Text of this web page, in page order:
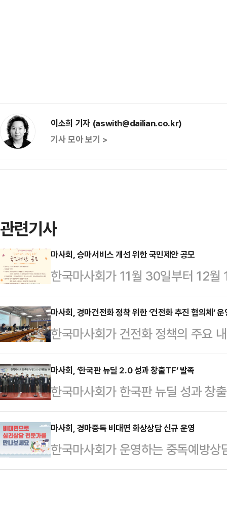
이소희 기자 (aswith@dailian.co.kr)
기사 모아 보기 >
관련기사
마사회, 승마서비스 개선 위한 국민제안 공모
한국마사회가 11월 30일부터 12월
제안 공모’를 시행한다.이번 아이
서비스와 말산업 정책개선 방안을
▲학생승마체험 ▲기승능력인증
체험) 중 선택해 해당사업과 승마서
있다.참여대상은 올 한해 4개 사업
는 학부모) 모두 참여 가능하며
해서만 가능하다.접…
마사회, 경마건전화 정착 위한 ‘건전화 추진 협의체’ 운
한국마사회가 건전화 정책의 주요
으로 수렴해 현 사업 운영체계의 개
활용한 건전화 추진방안 발굴을 위
다.마사회는 지난달 27일 김홍기
임직원들과 외부위원 5인이 참여해
별 추진 성과와 향후 추진방향에 대
회의 새로운 건전화 중장기 추진계
를 구성함에 있어 마사회는 내…
마사회, ‘한국판 뉴딜 2.0 성과 창출TF’ 발족
한국마사회가 한국판 뉴딜 성과 창
을 위한 노력에 나선다.마사회에
경마공원 본관 대회의실에서 ‘한국
다고 밝혔다.마사회는 지난해 10월
립해 디지털·그린 뉴딜을 추진, 지
마사회, 경마중독 비대면 화상상담 신규 운영
한국마사회가 운영하는 중독예방상
모바일을 활용한 화상상담을 무상